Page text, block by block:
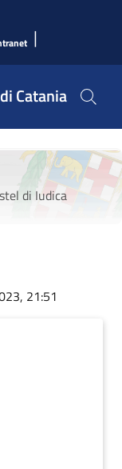
|
Catania
di Iudica
21:51